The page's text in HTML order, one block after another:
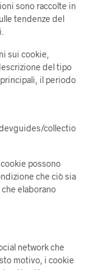
sono raccolte in
tendenze del
sui cookie,
del tipo
il periodo
collectio
possono
che ciò sia
elaborano
network che
motivo, i cookie